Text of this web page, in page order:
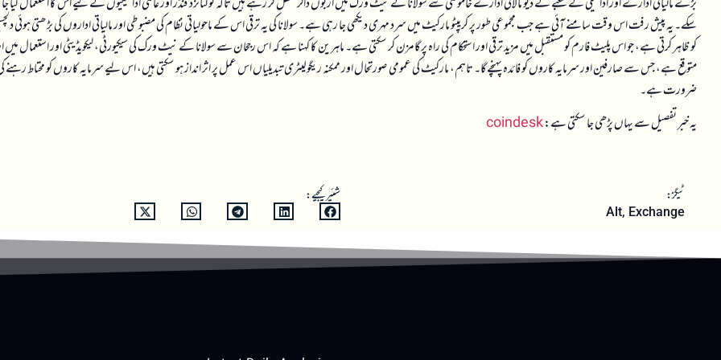
سکے۔ یہ پیش رفت اس وقت سامنے آئی ہے جب مجموعی طور پر کریپٹو مارکیٹ میں سرد مہری دیکھی جا رہی ہے۔ سولانا کی یہ ترقی اس کے ماحولیاتی نظام کی مضبوطی اور مالیاتی اداروں کی بڑھتی ہوئی
کو ظاہر کرتی ہے، جو اس پلیٹ فارم کو مستقبل میں مزید ترقی اور استحکام کی راہ پر گامزن کر سکتی ہے۔ ماہرین کا کہنا ہے کہ اس رجحان سے سولانا کے نیٹ ورک کی سیکیورٹی، لیکویڈیٹی اور استعمال میں
متوقع ہے، جس سے صارفین اور سرمایہ کاروں کو فائدہ پہنچے گا۔ تاہم، مارکیٹ کی عمومی صورتحال اور ممکنہ ریگولیٹری تبدیلیاں اس عمل پر اثر انداز ہو سکتی ہیں، اس لیے سرمایہ کاروں کو محتاط رہنے
ضرورت ہے۔
یہ خبر تفصیل سے یہاں پڑھی جا سکتی ہے:coindesk
ٹیگز:
Alt, Exchange
شئیر کیجیے: